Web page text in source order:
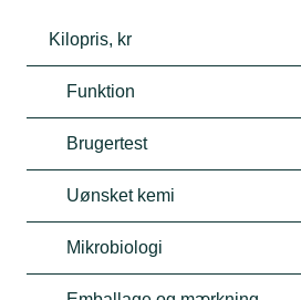
Kilopris, kr
Funktion
Brugertest
Uønsket kemi
Mikrobiologi